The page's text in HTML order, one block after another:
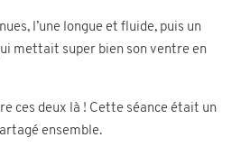
l’une longue et fluide, puis un
mettait super bien son ventre en
ces deux là ! Cette séance était un
ensemble.